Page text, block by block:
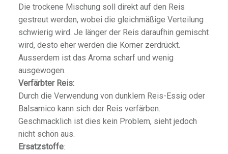
Die trockene Mischung soll direkt auf den Reis
gestreut werden, wobei die gleichmäßige Verteilung
schwierig wird. Je länger der Reis daraufhin gemischt
wird, desto eher werden die Körner zerdrückt.
Ausserdem ist das Aroma scharf und wenig
ausgewogen.
Verfärbter Reis:
Durch die Verwendung von dunklem Reis-Essig oder
Balsamico kann sich der Reis verfärben.
Geschmacklich ist dies kein Problem, sieht jedoch
nicht schön aus.
Ersatzstoffe: